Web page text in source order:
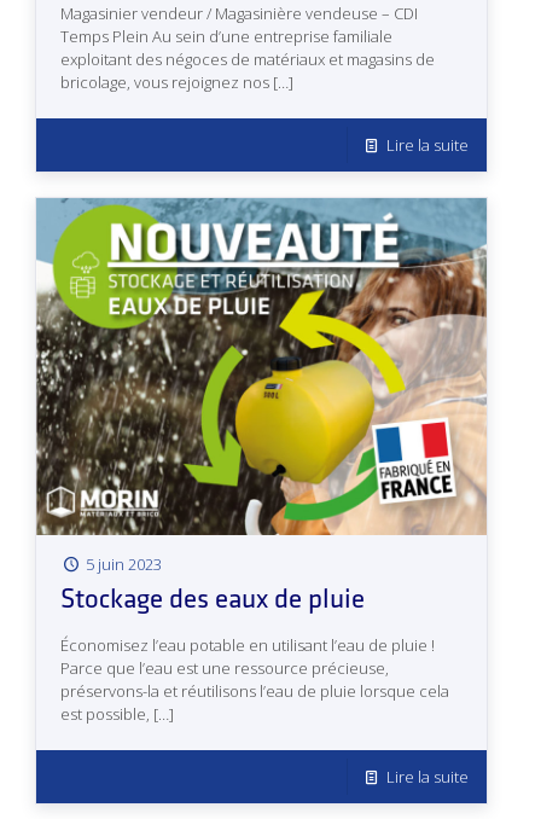
Magasinier vendeur / Magasinière vendeuse – CDI
Temps Plein Au sein d’une entreprise familiale
exploitant des négoces de matériaux et magasins de
bricolage, vous rejoignez nos […]
Lire la suite
5 juin 2023
Stockage des eaux de pluie
Économisez l’eau potable en utilisant l’eau de pluie !
Parce que l’eau est une ressource précieuse,
préservons-la et réutilisons l’eau de pluie lorsque cela
est possible, […]
Lire la suite